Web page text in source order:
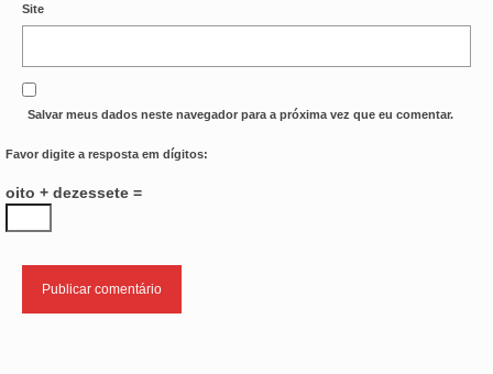
Site
Salvar meus dados neste navegador para a próxima vez que eu comentar.
Favor digite a resposta em dígitos:
oito + dezessete =